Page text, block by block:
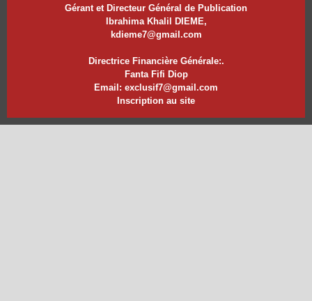
Gérant et Directeur Général de Publication
Ibrahima Khalil DIEME,
kdieme7@gmail.com
Directrice Financière Générale:.
Fanta Fifi Diop
Email: exclusif7@gmail.com
Inscription au site